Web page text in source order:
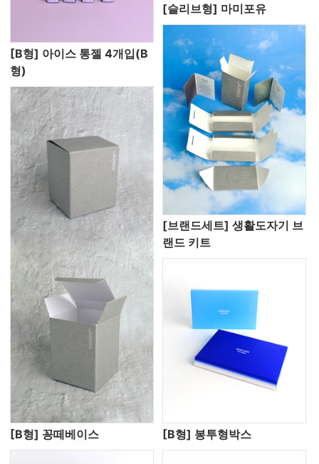
[B형] 아이스 통젤 4개입(B
형)
[슬리브형] 마미포유
[B형] 꽁떼베이스
[브랜드세트] 생활도자기 브
랜드 키트
[B형] 봉투형박스